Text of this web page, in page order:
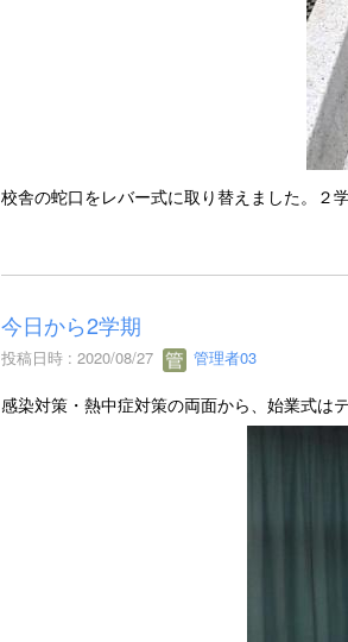
校舎の蛇口をレバー式に取り替えました。２
今日から2学期
投稿日時 : 2020/08/27 管理者03
感染対策・熱中症対策の両面から、始業式は